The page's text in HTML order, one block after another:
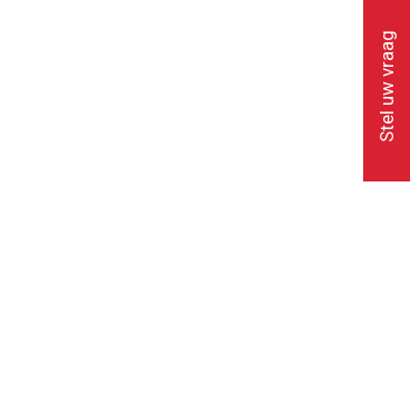
Stel uw vraag